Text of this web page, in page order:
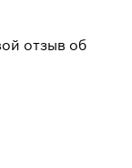
отзыв об